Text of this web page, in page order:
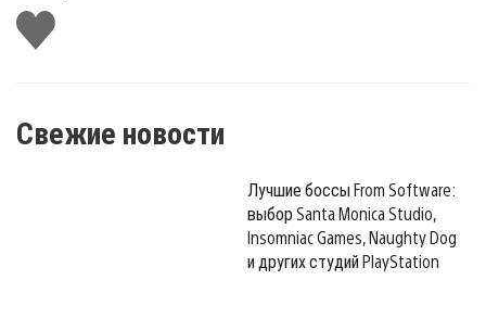
Поставить
лайк
Свежие новости
Лучшие боссы From Software:
выбор Santa Monica Studio,
Insomniac Games, Naughty Dog
и других студий PlayStation